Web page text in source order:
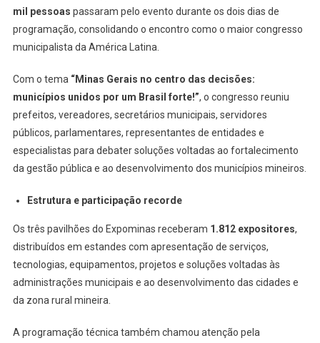
mil pessoas passaram pelo evento durante os dois dias de
programação, consolidando o encontro como o maior congresso
municipalista da América Latina.
Com o tema “Minas Gerais no centro das decisões:
municípios unidos por um Brasil forte!”, o congresso reuniu
prefeitos, vereadores, secretários municipais, servidores
públicos, parlamentares, representantes de entidades e
especialistas para debater soluções voltadas ao fortalecimento
da gestão pública e ao desenvolvimento dos municípios mineiros.
Estrutura e participação recorde
Os três pavilhões do Expominas receberam 1.812 expositores,
distribuídos em estandes com apresentação de serviços,
tecnologias, equipamentos, projetos e soluções voltadas às
administrações municipais e ao desenvolvimento das cidades e
da zona rural mineira.
A programação técnica também chamou atenção pela